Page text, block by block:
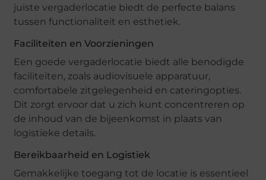
juiste vergaderlocatie biedt de perfecte balans
tussen functionaliteit en esthetiek.
Faciliteiten en Voorzieningen
Een goede vergaderlocatie biedt alle benodigde
faciliteiten, zoals audiovisuele apparatuur,
comfortabele zitgelegenheid en cateringopties.
Dit zorgt ervoor dat u zich kunt concentreren op
de inhoud van de bijeenkomst in plaats van
logistieke details.
Bereikbaarheid en Logistiek
Gemakkelijke toegang tot de locatie is essentieel